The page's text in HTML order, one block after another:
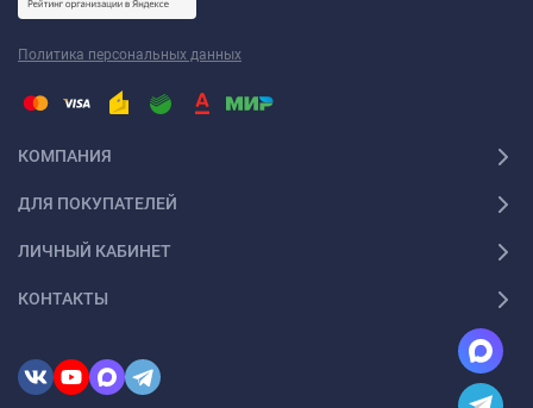
Политика персональных данных
КОМПАНИЯ
ДЛЯ ПОКУПАТЕЛЕЙ
ЛИЧНЫЙ КАБИНЕТ
КОНТАКТЫ